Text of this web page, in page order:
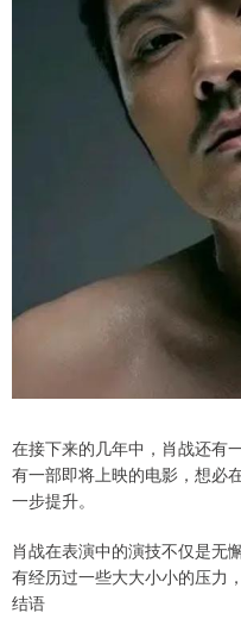
在接下来的几年中，肖战还有
有一部即将上映的电影，想必
一步提升。
肖战在表演中的演技不仅是无
有经历过一些大大小小的压力
结语